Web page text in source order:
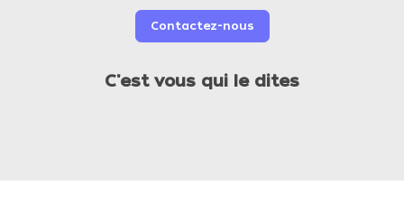
Contactez-nous
C'est vous qui le dites